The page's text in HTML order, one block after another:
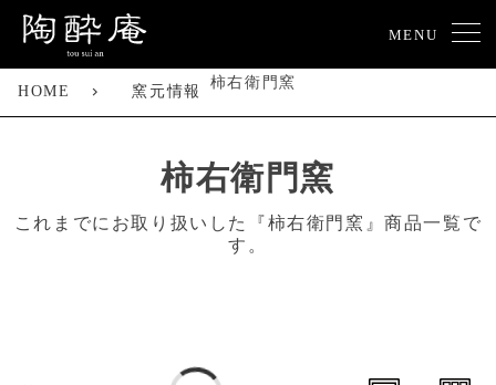
MENU
HOME 窯元情報
柿右衛門窯
柿右衛門窯
これまでにお取り扱いした『柿右衛門窯』商品一覧で
す。